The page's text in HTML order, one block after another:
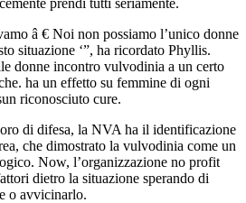
prendi tutti seriamente.
â € Noi non possiamo l’unico donne
situazione ‘”, ha ricordato Phyllis.
donne incontro vulvodinia a un certo
ha un effetto su femmine di ogni
riconosciuto cure.
di difesa, la NVA ha il identificazione
che dimostrato la vulvodinia come un
Now, l’organizzazione no profit
dietro la situazione sperando di
o avvicinarlo.